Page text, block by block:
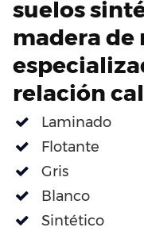
suelos
madera de
relación
Laminado
Flotante
Gris
Blanco
Sintético